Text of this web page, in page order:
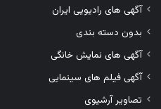
آگهی های رادیویی ایران
بدون دسته بندی
آگهی های نمایش خانگی
آگهی فیلم های سینمایی
تصاویر آرشیوی